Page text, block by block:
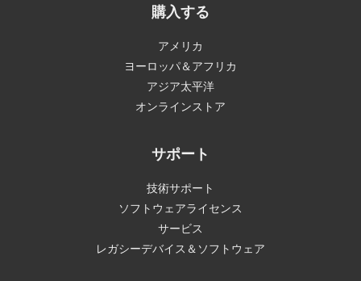
購入する
アメリカ
ヨーロッパ＆アフリカ
アジア太平洋
オンラインストア
サポート
技術サポート
ソフトウェアライセンス
サービス
レガシーデバイス＆ソフトウェア